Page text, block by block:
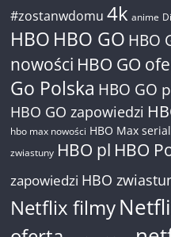
#zostanwdomu 4k anime
HBO HBO GO HBO
nowości HBO GO
Go Polska HBO GO
HBO GO zapowiedzi
hbo max nowości HBO Max
zwiastuny HBO pl HBO
zapowiedzi HBO
Netflix filmy